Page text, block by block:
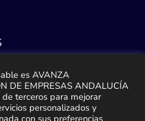
es AVANZA
DE EMPRESAS ANDALUCÍA
terceros para mejorar
personalizados y
con sus preferencias